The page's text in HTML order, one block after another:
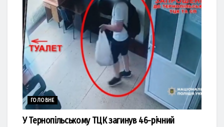
ГОЛОВНЕ
У Тернопільському ТЦК загинув 46-річний